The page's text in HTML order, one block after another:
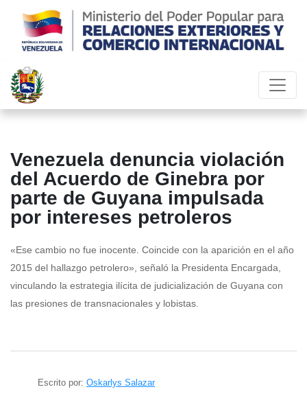
Venezuela denuncia violación
del Acuerdo de Ginebra por
parte de Guyana impulsada
por intereses petroleros
«Ese cambio no fue inocente. Coincide con la aparición en el año
2015 del hallazgo petrolero», señaló la Presidenta Encargada,
vinculando la estrategia ilícita de judicialización de Guyana con
las presiones de transnacionales y lobistas.
Escrito por: Oskarlys Salazar